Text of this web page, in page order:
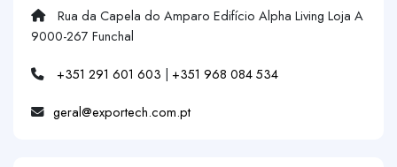
Rua da Capela do Amparo Edifício Alpha Living Loja A
9000-267 Funchal
+351 291 601 603 | +351 968 084 534
geral@exportech.com.pt